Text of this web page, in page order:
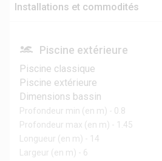
Installations et commodités
Piscine extérieure
Piscine classique
Piscine extérieure
Dimensions bassin
Profondeur min (en m) - 0.8
Profondeur max (en m) - 1.45
Longueur (en m) - 14
Largeur (en m) - 6